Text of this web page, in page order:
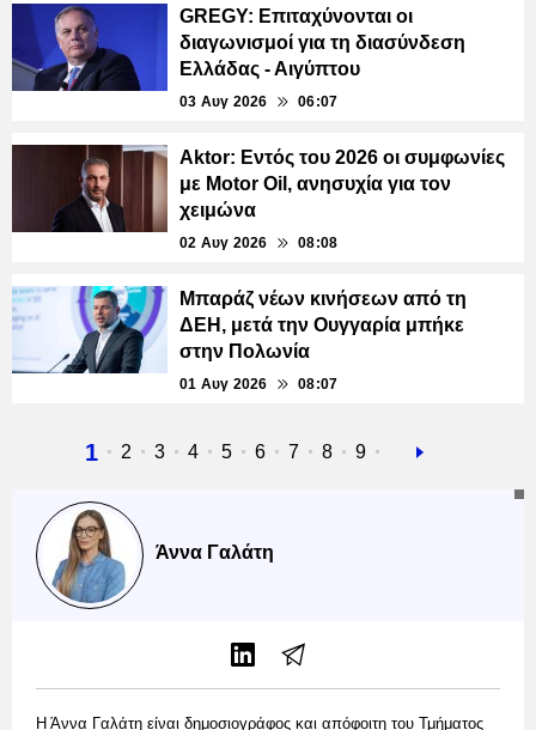
GREGY: Επιταχύνονται οι
διαγωνισμοί για τη διασύνδεση
Ελλάδας - Αιγύπτου
03 Αυγ 2026 06:07
Aktor: Εντός του 2026 οι συμφωνίες
με Motor Oil, ανησυχία για τον
χειμώνα
02 Αυγ 2026 08:08
Μπαράζ νέων κινήσεων από τη
ΔΕΗ, μετά την Ουγγαρία μπήκε
στην Πολωνία
01 Αυγ 2026 08:07
Τρέχουσα
1 Σελίδα
2 Σελίδα
3 Σελίδα
4 Σελίδα
5 Σελίδα
6 Σελίδα
7 Σελίδα
8 Σελίδα
9
Next
Άννα Γαλάτη
Η Άννα Γαλάτη είναι δημοσιογράφος και απόφοιτη του Τμήματος